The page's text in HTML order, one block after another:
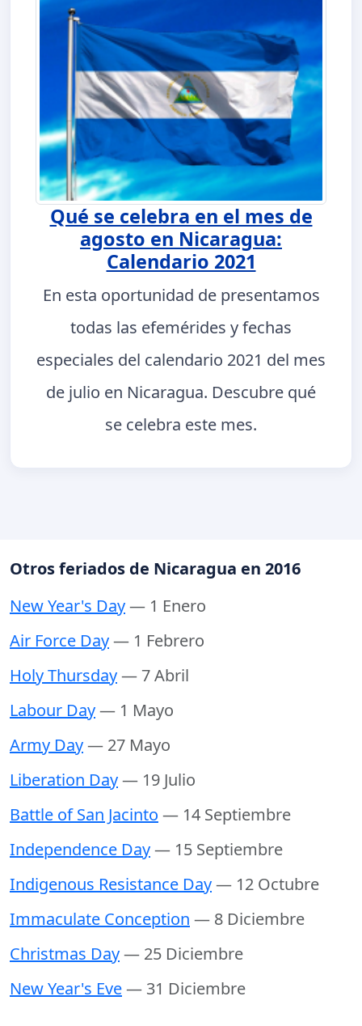
Qué se celebra en el mes de
agosto en Nicaragua:
Calendario 2021
En esta oportunidad de presentamos
todas las efemérides y fechas
especiales del calendario 2021 del mes
de julio en Nicaragua. Descubre qué
se celebra este mes.
Otros feriados de Nicaragua en 2016
New Year's Day— 1 Enero
Air Force Day— 1 Febrero
Holy Thursday— 7 Abril
Labour Day— 1 Mayo
Army Day— 27 Mayo
Liberation Day— 19 Julio
Battle of San Jacinto — 14 Septiembre
Independence Day— 15 Septiembre
Indigenous Resistance Day— 12 Octubre
Immaculate Conception — 8 Diciembre
Christmas Day— 25 Diciembre
New Year's Eve— 31 Diciembre